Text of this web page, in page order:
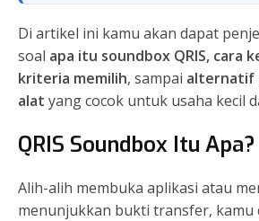
Di artikel ini kamu akan dapat
soal apa itu soundbox QRIS, cara
kriteria memilih, sampai alternatif
alat yang cocok untuk usaha kecil
QRIS Soundbox Itu Apa?
Alih-alih membuka aplikasi atau
menunjukkan bukti transfer, kamu